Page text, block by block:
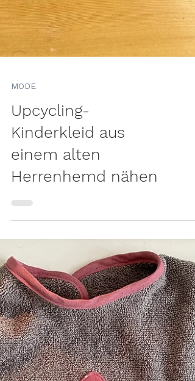
Upcycling-
Kinderkleid aus
einem alten
Herrenhemd nähen